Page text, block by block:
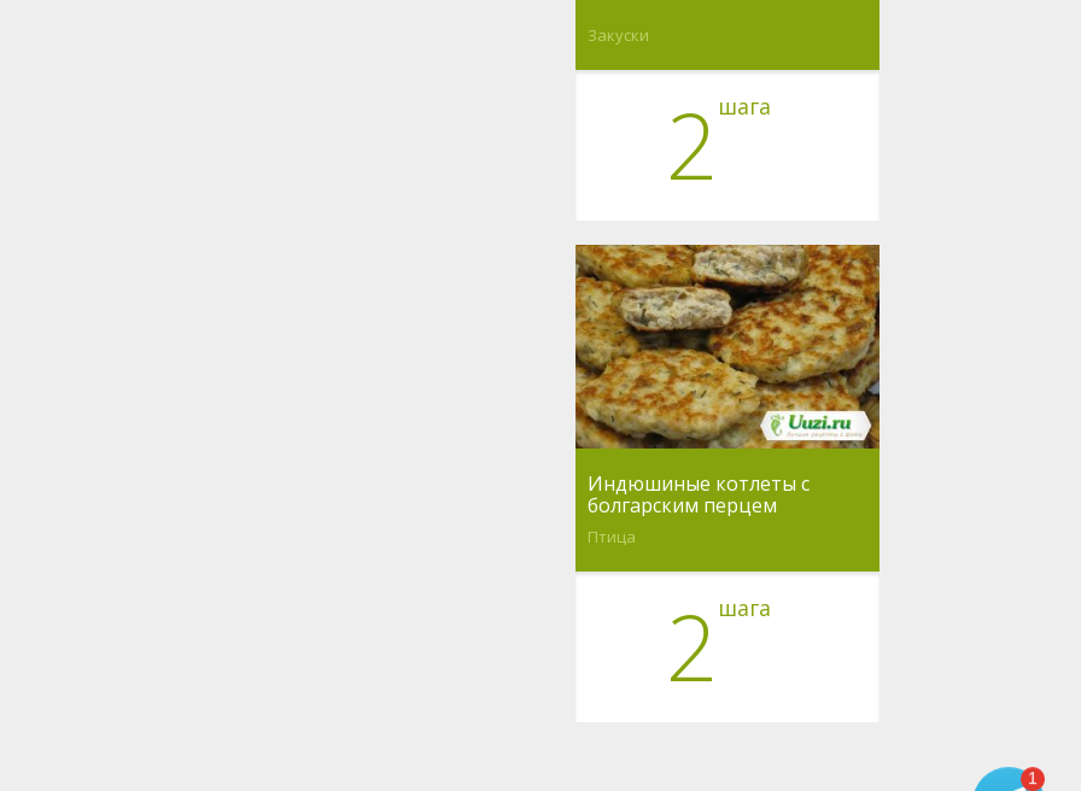
Закуски
2 шага
Индюшиные котлеты с
болгарским перцем
Птица
2 шага
1